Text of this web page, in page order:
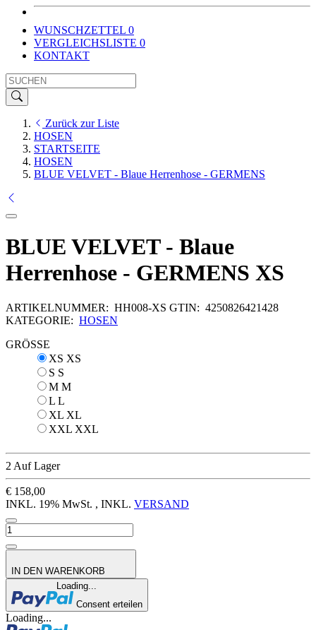
WUNSCHZETTEL 0
VERGLEICHSLISTE 0
KONTAKT
Zurück zur Liste
HOSEN
STARTSEITE
HOSEN
BLUE VELVET - Blaue Herrenhose - GERMENS
BLUE VELVET - Blaue
Herrenhose - GERMENS XS
ARTIKELNUMMER: HH008-XS GTIN: 4250826421428
KATEGORIE: HOSEN
GRÖSSE
XS XS
S S
M M
L L
XL XL
XXL XXL
2 Auf Lager
€ 158,00
INKL. 19% MwSt. , INKL. VERSAND
IN DEN WARENKORB
Loading...
Consent erteilen
Loading...